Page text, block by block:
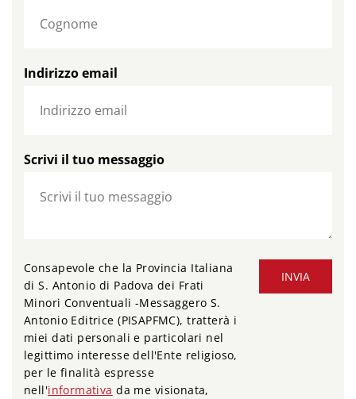
Indirizzo email
Scrivi il tuo messaggio
INVIA
Consapevole che la Provincia Italiana
di S. Antonio di Padova dei Frati
Minori Conventuali -Messaggero S.
Antonio Editrice (PISAPFMC), tratterà i
miei dati personali e particolari nel
legittimo interesse dell'Ente religioso,
per le finalità espresse
nell'informativa da me visionata,